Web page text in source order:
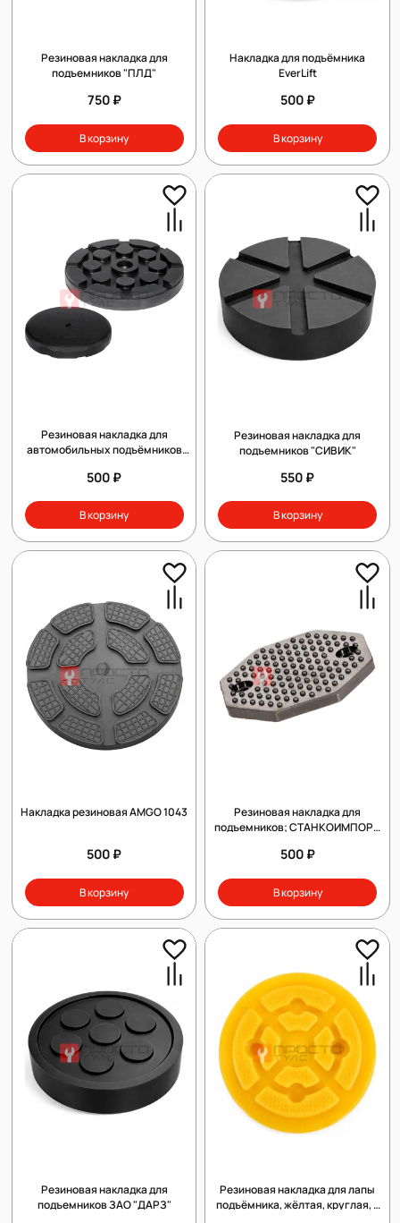
Резиновая накладка для
подъемников "ПЛД"
750 ₽
В корзину
Накладка для подъёмника
EverLift
500 ₽
В корзину
Резиновая накладка для
автомобильных подъёмников
500 ₽
В корзину
Резиновая накладка для
подъемников "СИВИК"
550 ₽
В корзину
Накладка резиновая AMGO 1043
500 ₽
В корзину
Резиновая накладка для
подъемников; СТАНКОИМПОРТ,
500 ₽
В корзину
Резиновая накладка для
подъемников ЗАО "ДАРЗ"
Резиновая накладка для лапы
подъёмника, жёлтая, круглая, с